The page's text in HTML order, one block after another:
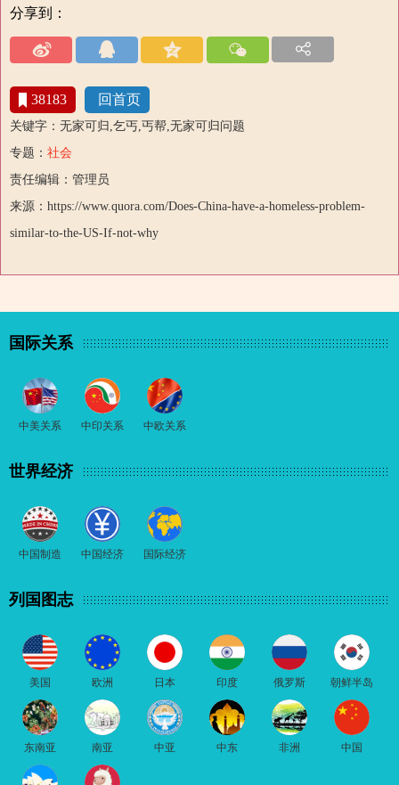
分享到：
38183 回首页
关键字：无家可归,乞丐,丐帮,无家可归问题
专题： 社会
责任编辑：管理员
来源：https://www.quora.com/Does-China-have-a-homeless-problem-
similar-to-the-US-If-not-why
国际关系
中美关系 中印关系 中欧关系
世界经济
中国制造 中国经济 国际经济
列国图志
美国 欧洲 日本 印度 俄罗斯 朝鲜半岛
东南亚 南亚 中亚 中东 非洲 中国